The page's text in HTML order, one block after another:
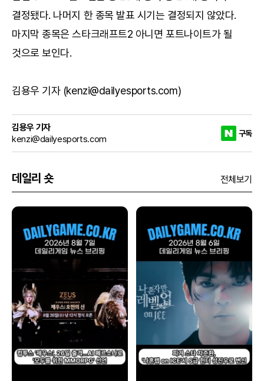
결정됐다. 나머지 한 종목 발표 시기는 결정되지 않았다.
마지막 종목은 스타크래프트2 아니면 포트나이트가 될
것으로 보인다.
김용우 기자 (kenzi@dailyesports.com)
김용우 기자
kenzi@dailyesports.com
구독
데일리 숏 전체보기